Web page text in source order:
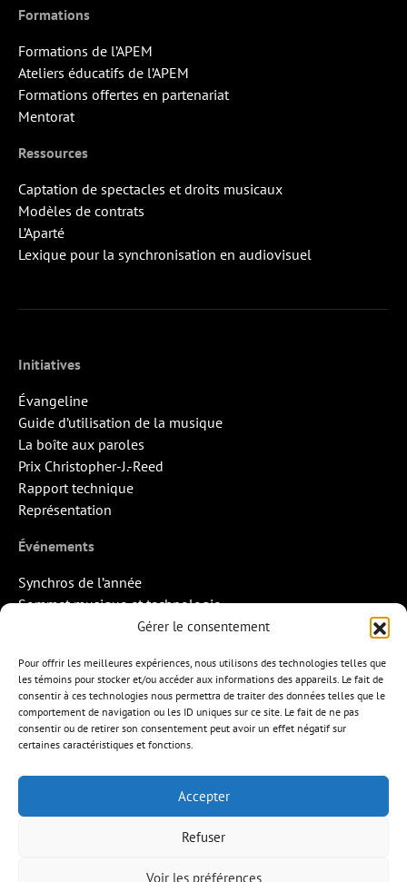
Gérer le consentement
Pour offrir les meilleures expériences, nous utilisons des technologies telles que
les témoins pour stocker et/ou accéder aux informations des appareils. Le fait de
consentir à ces technologies nous permettra de traiter des données telles que le
comportement de navigation ou les ID uniques sur ce site. Le fait de ne pas
consentir ou de retirer son consentement peut avoir un effet négatif sur
certaines caractéristiques et fonctions.
Accepter
Refuser
Voir les préférences
Formations
Formations de l’APEM
Ateliers éducatifs de l’APEM
Formations offertes en partenariat
Mentorat
Ressources
Captation de spectacles et droits musicaux
Modèles de contrats
L’Aparté
Lexique pour la synchronisation en audiovisuel
Initiatives
Évangeline
Guide d’utilisation de la musique
La boîte aux paroles
Prix Christopher-J.-Reed
Rapport technique
Représentation
Événements
Synchros de l’année
Sommet musique et technologie
Quand la musique rencontre l’image
Missions d’export
Contact
L’ÉDITION MUSICALE
CONTACT ENGLISH